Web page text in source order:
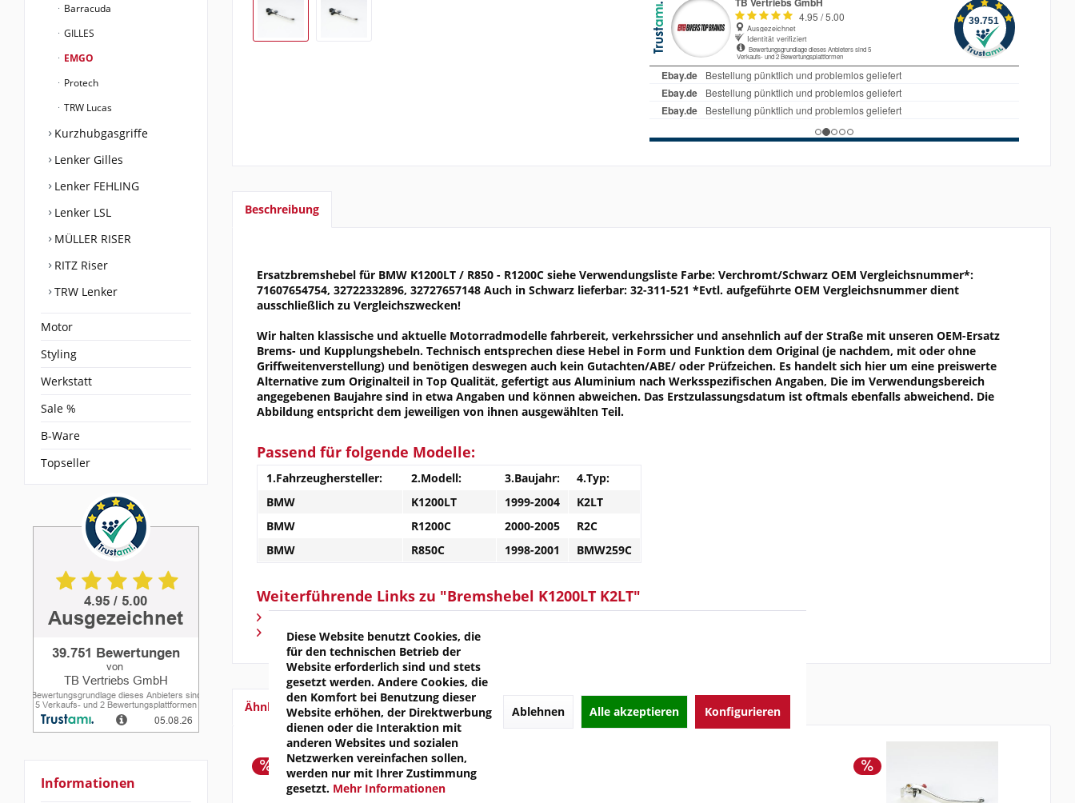
Barracuda
GILLES
EMGO
Protech
TRW Lucas
Kurzhubgasgriffe
Lenker Gilles
Lenker FEHLING
Lenker LSL
MÜLLER RISER
RITZ Riser
TRW Lenker
Motor
Styling
Werkstatt
Sale %
B-Ware
Topseller
Informationen
Beschreibung
Ersatzbremshebel für BMW K1200LT / R850 - R1200C siehe Verwendungsliste Farbe: Verchromt/Schwarz OEM Vergleichsnummer*:
71607654754, 32722332896, 32727657148 Auch in Schwarz lieferbar: 32-311-521 *Evtl. aufgeführte OEM Vergleichsnummer dient
ausschließlich zu Vergleichszwecken!
Wir halten klassische und aktuelle Motorradmodelle fahrbereit, verkehrssicher und ansehnlich auf der Straße mit unseren OEM-Ersatz
Brems- und Kupplungshebeln. Technisch entsprechen diese Hebel in Form und Funktion dem Original (je nachdem, mit oder ohne
Griffweitenverstellung) und benötigen deswegen auch kein Gutachten/ABE/ oder Prüfzeichen. Es handelt sich hier um eine preiswerte
Alternative zum Originalteil in Top Qualität, gefertigt aus Aluminium nach Werksspezifischen Angaben, Die im Verwendungsbereich
angegebenen Baujahre sind in etwa Angaben und können abweichen. Das Erstzulassungsdatum ist oftmals ebenfalls abweichend. Die
Abbildung entspricht dem jeweiligen von ihnen ausgewählten Teil.
Passend für folgende Modelle:
1.Fahrzeughersteller: 2.Modell: 3.Baujahr:
4.Typ:
BMW
K1200LT 1999-2004
K2LT
BMW
R1200C 2000-2005
R2C
BMW
R850C 1998-2001 BMW259C
Weiterführende Links zu "Bremshebel K1200LT K2LT"
Fragen zum Artikel?
Weitere Artikel von Emgo
Ähnliche Artikel
Diese Website benutzt Cookies, die
für den technischen Betrieb der
Website erforderlich sind und stets
gesetzt werden. Andere Cookies, die
den Komfort bei Benutzung dieser
Website erhöhen, der Direktwerbung
dienen oder die Interaktion mit
anderen Websites und sozialen
Netzwerken vereinfachen sollen,
werden nur mit Ihrer Zustimmung
gesetzt. Mehr Informationen
Ablehnen Alle akzeptieren Konfigurieren